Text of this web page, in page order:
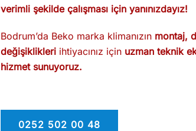
verimli şekilde çalışması için yanınızdayız!
Bodrum’da Beko marka klimanızın montaj,
değişiklikleri ihtiyacınız için uzman teknik
hizmet sunuyoruz.
0252 502 00 48